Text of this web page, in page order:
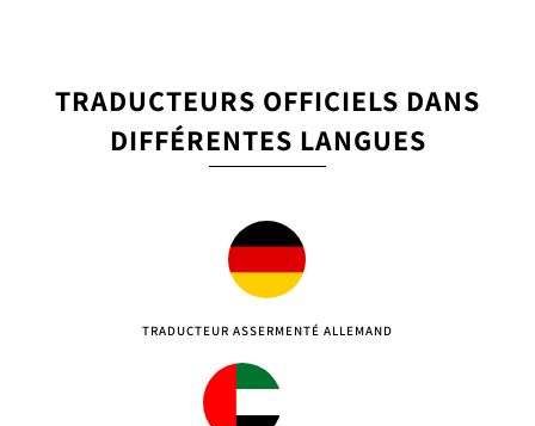
TRADUCTEURS OFFICIELS DANS
DIFFÉRENTES LANGUES
TRADUCTEUR ASSERMENTÉ ALLEMAND